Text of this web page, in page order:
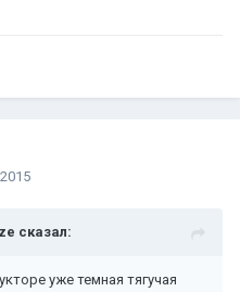
сказал:
уже темная тягучая